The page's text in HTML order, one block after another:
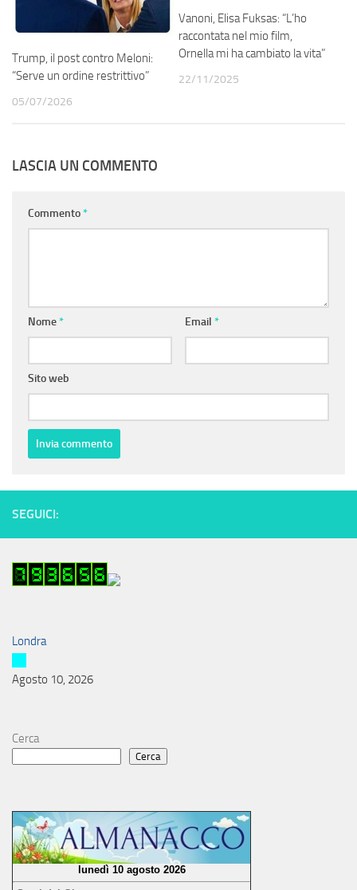
Trump, il post contro Meloni:
“Serve un ordine restrittivo”
05/07/2026
Vanoni, Elisa Fuksas: “L’ho
raccontata nel mio film,
Ornella mi ha cambiato la vita”
22/11/2025
LASCIA UN COMMENTO
Commento*
Nome* Email *
Sito web
SEGUICI:
Londra
Agosto 10, 2026
Cerca
Cerca